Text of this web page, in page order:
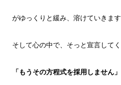
がゆっくりと緩み、溶けていきます
そして心の中で、そっと宣言してく
「もうその方程式を採用しません」